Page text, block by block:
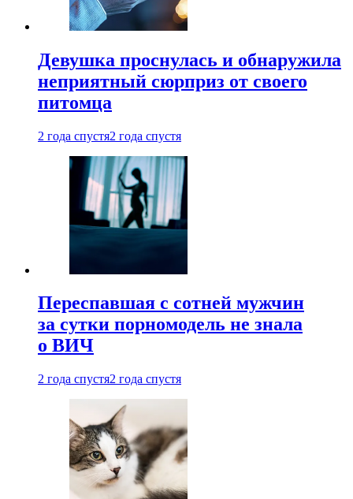
Девушка проснулась и обнаружила
неприятный сюрприз от своего
питомца
2 года спустя2 года спустя
Переспавшая с сотней мужчин
за сутки порномодель не знала
о ВИЧ
2 года спустя2 года спустя